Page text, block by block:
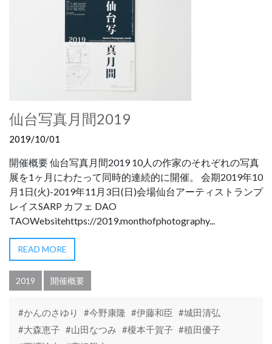
仙台写真月間2019
2019/10/01
開催概要 仙台写真月間2019 10人の作家のそれぞれの写真
展を1ヶ月にわたって同時的連続的に開催。 会期2019年10
月1日(火)-2019年11月3日(日)会場仙台アーティストランプ
レイスSARP カフェ DAO
TAOWebsitehttps://2019.monthofphotography...
READ MORE
2019 開催概要
#かんのさゆり #今野康隆 #伊藤和臣 #城田清弘
#大森恵子 #山田なつみ #榎本千賀子 #稙田優子